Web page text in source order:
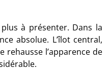
à présenter. Dans la
absolue. L’îlot central,
rehausse l’apparence de